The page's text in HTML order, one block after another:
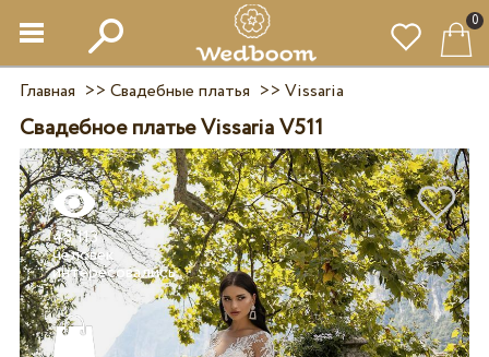
0
Главная >> Свадебные платья >> Vissaria
Свадебное платье Vissaria V511
45 113
человек
интересовались